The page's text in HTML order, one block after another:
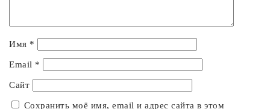
Имя *
Email *
Сайт
Сохранить моё имя, email и адрес сайта в этом